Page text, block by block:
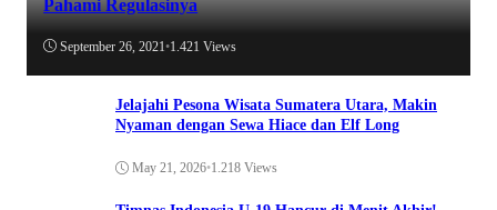
Pahami Regulasinya
September 26, 2021•1.421 Views
Jelajahi Pesona Wisata Sumatera Utara, Makin
Nyaman dengan Sewa Hiace dan Elf Long
May 21, 2026•1.218 Views